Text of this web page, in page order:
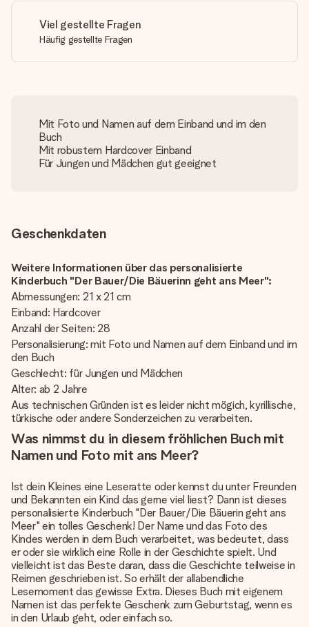
Viel gestellte Fragen
Häufig gestellte Fragen
Mit Foto und Namen auf dem Einband und im den
Buch
Mit robustem Hardcover Einband
Für Jungen und Mädchen gut geeignet
Geschenkdaten
Weitere Informationen über das personalisierte
Kinderbuch "Der Bauer/Die Bäuerinn geht ans Meer":
Abmessungen: 21 x 21 cm
Einband: Hardcover
Anzahl der Seiten: 28
Personalisierung: mit Foto und Namen auf dem Einband und im
den Buch
Geschlecht: für Jungen und Mädchen
Alter: ab 2 Jahre
Aus technischen Gründen ist es leider nicht mögich, kyrillische,
türkische oder andere Sonderzeichen zu verarbeiten.
Was nimmst du in diesem fröhlichen Buch mit
Namen und Foto mit ans Meer?
Ist dein Kleines eine Leseratte oder kennst du unter Freunden
und Bekannten ein Kind das gerne viel liest? Dann ist dieses
personalisierte Kinderbuch "Der Bauer/Die Bäuerin geht ans
Meer" ein tolles Geschenk! Der Name und das Foto des
Kindes werden in dem Buch verarbeitet, was bedeutet, dass
er oder sie wirklich eine Rolle in der Geschichte spielt. Und
vielleicht ist das Beste daran, dass die Geschichte teilweise in
Reimen geschrieben ist. So erhält der allabendliche
Lesemoment das gewisse Extra. Dieses Buch mit eigenem
Namen ist das perfekte Geschenk zum Geburtstag, wenn es
in den Urlaub geht, oder einfach so.